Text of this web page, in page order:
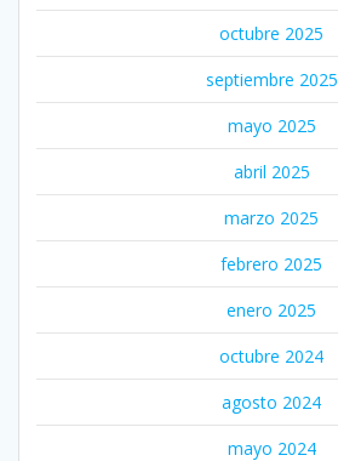
octubre 2025
septiembre 2025
mayo 2025
abril 2025
marzo 2025
febrero 2025
enero 2025
octubre 2024
agosto 2024
mayo 2024